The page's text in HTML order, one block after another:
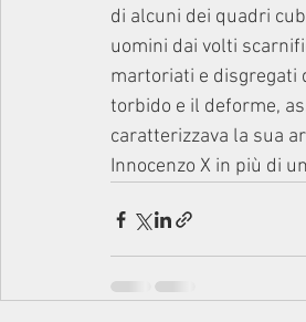
di alcuni dei quadri
uomini dai volti
martoriati e disgregati
torbido e il deforme,
caratterizzava la sua
Innocenzo X in più di